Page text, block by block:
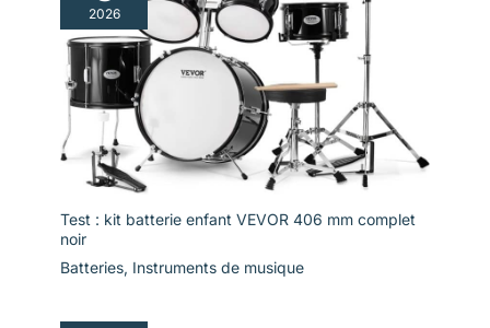
2026
Test : kit batterie enfant VEVOR 406 mm complet
noir
Batteries, Instruments de musique